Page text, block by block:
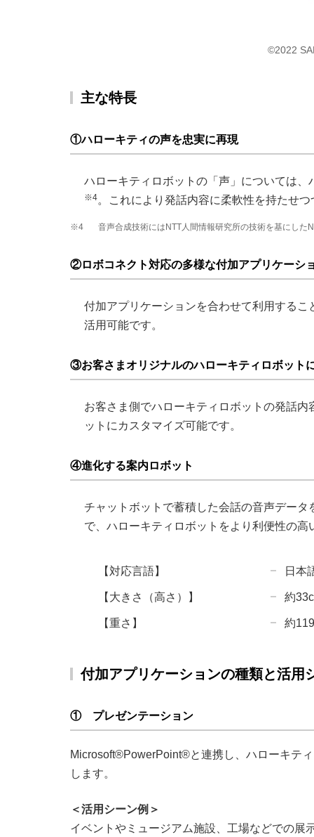
©2022
主な特長
①ハローキティの声を忠実に再現
ハローキティロボットの「声」については
※4。これにより発話内容に柔軟性を持たせ
※4 音声合成技術にはNTT人間情報研究所の技術を基にし
②ロボコネクト対応の多様な付加アプリケーシ
付加アプリケーションを合わせて利用する
活用可能です。
③お客さまオリジナルのハローキティロボット
お客さま側でハローキティロボットの発話
ットにカスタマイズ可能です。
④進化する案内ロボット
チャットボットで蓄積した会話の音声デー
で、ハローキティロボットをより利便性の
【対応言語】 日本
【大きさ（高さ）】 約
【重さ】 約
付加アプリケーションの種類と活用
① プレゼンテーション
Microsoft®PowerPoint®と連携し、ハローキテ
します。
＜活用シーン例＞
イベントやミュージアム施設、工場などでの展